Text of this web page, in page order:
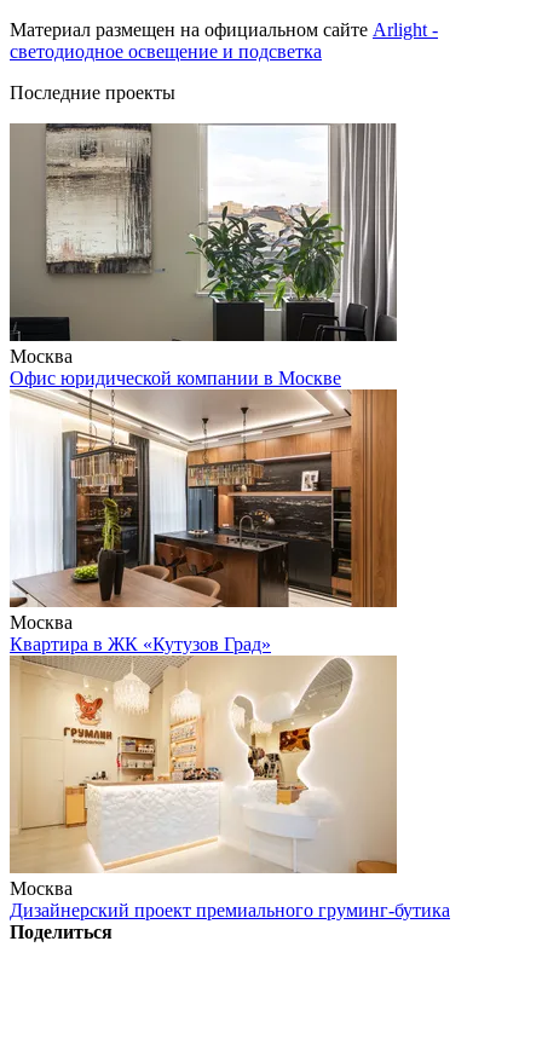
Материал размещен на официальном сайте Arlight -
светодиодное освещение и подсветка
Последние проекты
Москва
Офис юридической компании в Москве
Москва
Квартира в ЖК «Кутузов Град»
Москва
Дизайнерский проект премиального груминг-бутика
Поделиться